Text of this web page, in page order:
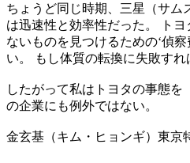
ちょうど同じ時期、三星（サム
は迅速性と効率性だった。 ト
ないものを見つけるための‘偵
い。 もし体質の転換に失敗す
したがって私はトヨタの事態
の企業にも例外ではない。
金玄基（キム・ヒョンギ）東京